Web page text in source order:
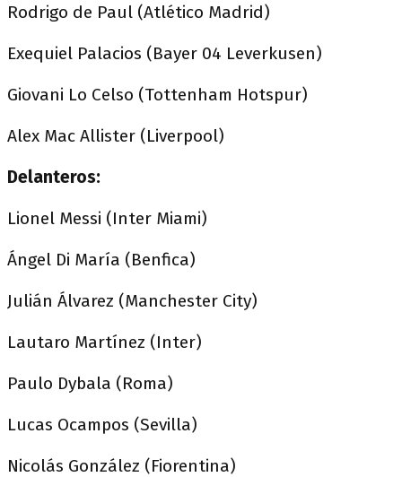
Rodrigo de Paul (Atlético Madrid)
Exequiel Palacios (Bayer 04 Leverkusen)
Giovani Lo Celso (Tottenham Hotspur)
Alex Mac Allister (Liverpool)
Delanteros:
Lionel Messi (Inter Miami)
Ángel Di María (Benfica)
Julián Álvarez (Manchester City)
Lautaro Martínez (Inter)
Paulo Dybala (Roma)
Lucas Ocampos (Sevilla)
Nicolás González (Fiorentina)